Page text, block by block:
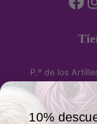
P.º de los
Vicálvaro,
10%